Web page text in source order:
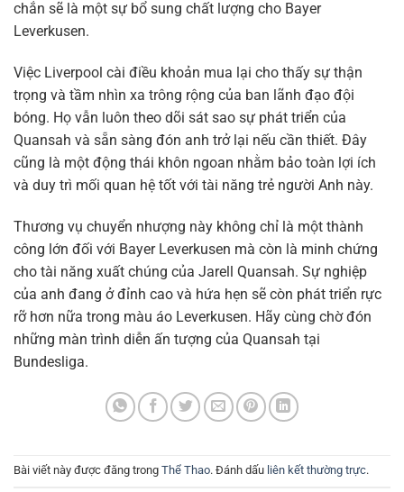
chắn sẽ là một sự bổ sung chất lượng cho Bayer
Leverkusen.
Việc Liverpool cài điều khoản mua lại cho thấy sự thận
trọng và tầm nhìn xa trông rộng của ban lãnh đạo đội
bóng. Họ vẫn luôn theo dõi sát sao sự phát triển của
Quansah và sẵn sàng đón anh trở lại nếu cần thiết. Đây
cũng là một động thái khôn ngoan nhằm bảo toàn lợi ích
và duy trì mối quan hệ tốt với tài năng trẻ người Anh này.
Thương vụ chuyển nhượng này không chỉ là một thành
công lớn đối với Bayer Leverkusen mà còn là minh chứng
cho tài năng xuất chúng của Jarell Quansah. Sự nghiệp
của anh đang ở đỉnh cao và hứa hẹn sẽ còn phát triển rực
rỡ hơn nữa trong màu áo Leverkusen. Hãy cùng chờ đón
những màn trình diễn ấn tượng của Quansah tại
Bundesliga.
Bài viết này được đăng trong Thể Thao. Đánh dấu liên kết thường trực.